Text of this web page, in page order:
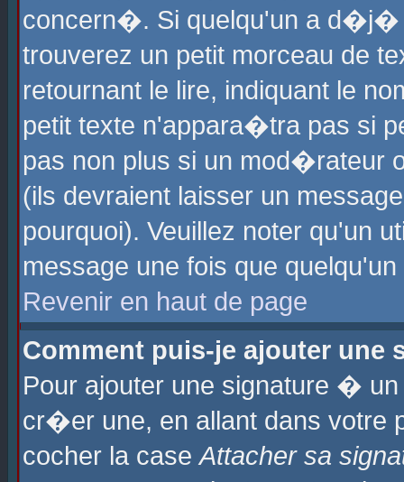
concern�. Si quelqu'un a
trouverez un petit morceau de
retournant le lire, indiquant le
petit texte n'appara�tra pas si
pas non plus si un mod�rateur
(ils devraient laisser un
pourquoi). Veuillez noter qu'un
message une fois que
Revenir en haut de page
Comment puis-je ajouter une
Pour ajouter une signature �
cr�er une, en allant dans
cocher la caseAttacher sa